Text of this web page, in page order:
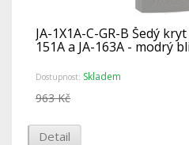
JA-1X1A-C-GR-B Šedý
151A a JA-163A - modrý
Dostupnost: Skladem
963 Kč
Detail